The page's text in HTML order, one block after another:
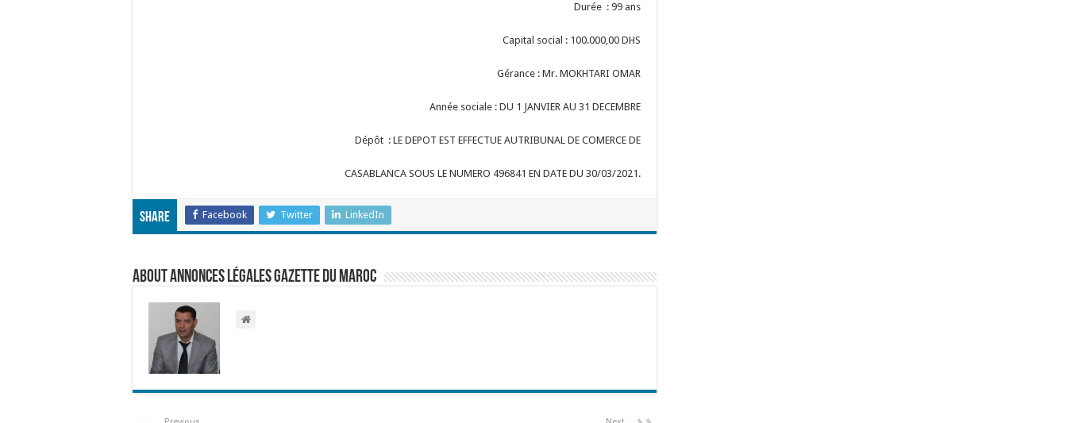
Durée : 99 ans
Capital social : 100.000,00 DHS
Gérance : Mr. MOKHTARI OMAR
Année sociale : DU 1 JANVIER AU 31 DECEMBRE
Dépôt : LE DEPOT EST EFFECTUE AUTRIBUNAL DE COMERCE DE
CASABLANCA SOUS LE NUMERO 496841 EN DATE DU 30/03/2021.
Share Facebook Twitter LinkedIn
About Annonces légales Gazette du Maroc